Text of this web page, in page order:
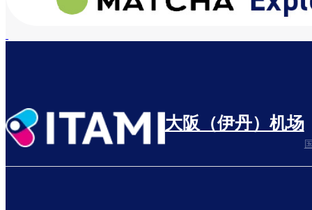
大阪（伊丹）机场